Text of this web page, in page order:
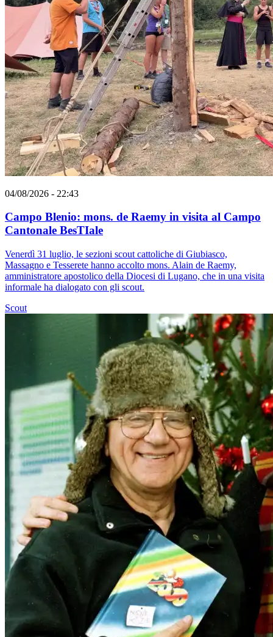
04/08/2026 - 22:43
Campo Blenio: mons. de Raemy in visita al Campo
Cantonale BesTIale
Venerdì 31 luglio, le sezioni scout cattoliche di Giubiasco,
Massagno e Tesserete hanno accolto mons. Alain de Raemy,
amministratore apostolico della Diocesi di Lugano, che in una visita
informale ha dialogato con gli scout.
Scout